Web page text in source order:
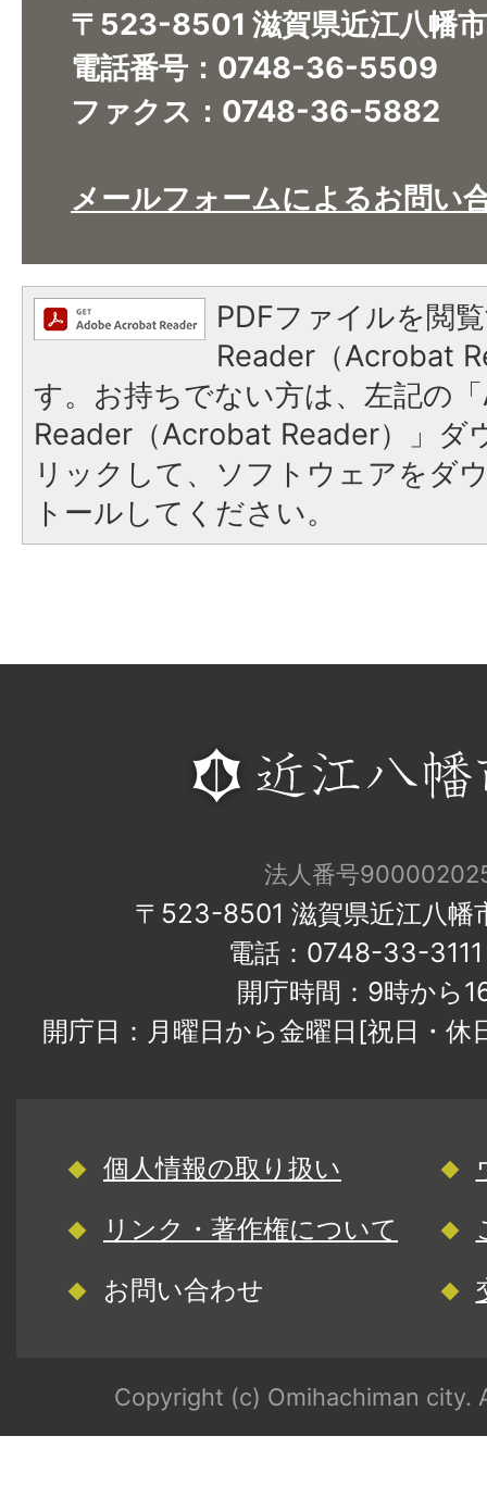
〒523-8501 滋賀県近江八幡
電話番号：0748-36-5509
ファクス：0748-36-5882
メールフォームによるお問い
PDFファイルを閲
Reader（Acrobat
す。お持ちでない方は、左記の
Reader（Acrobat Reader）」ダ
リックして、ソフトウェアをダ
トールしてください。
法人番号
〒523-8501 滋賀県近江八幡
電話：0748-33-
開庁時間：9時から
開庁日：月曜日から金曜日[祝日・
個人情報の取り扱い
リンク・著作権について
お問い合わせ
Copyright (c) Omihachiman city.